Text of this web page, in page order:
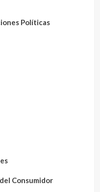
Políticas
Consumidor